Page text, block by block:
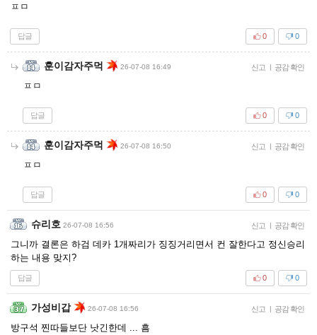
ㅍㅁ
답글 0
0
훈이감자주먹 26-07-08 16:49 신고 | 공감 확인
ㅍㅁ
답글 0
0
훈이감자주먹 26-07-08 16:50 신고 | 공감 확인
ㅍㅁ
답글 0
0
슈리호 26-07-08 16:56 신고 | 공감 확인
그니까 결론은 하검 데카 1개짜리가 징징거리면서 컨 잘한다고 정신승리
하는 내용 맞지?
답글 0
0
가성비갑 26-07-08 16:56 신고 | 공감 확인
방구석 찐따들보단 낫긴한데 ... 흠